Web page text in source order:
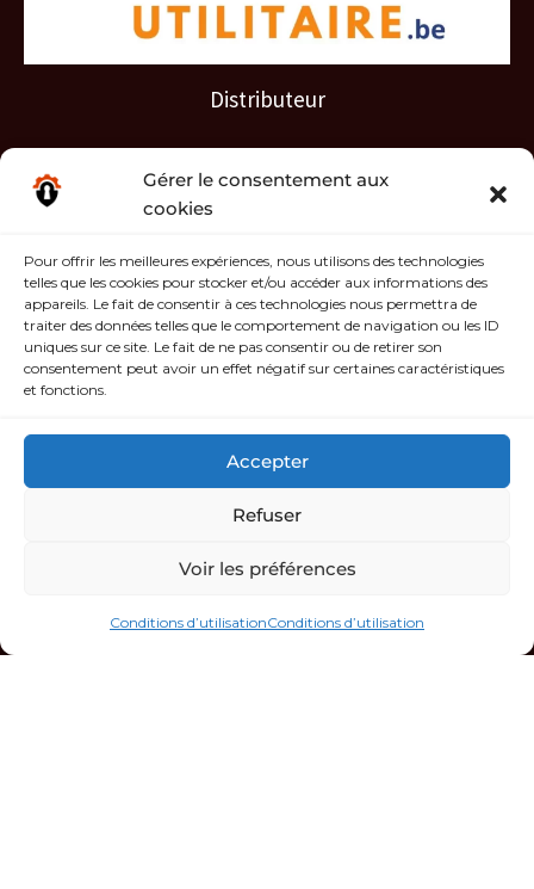
Gérer le consentement aux
cookies
Pour offrir les meilleures expériences, nous utilisons des technologies
telles que les cookies pour stocker et/ou accéder aux informations des
appareils. Le fait de consentir à ces technologies nous permettra de
traiter des données telles que le comportement de navigation ou les ID
uniques sur ce site. Le fait de ne pas consentir ou de retirer son
consentement peut avoir un effet négatif sur certaines caractéristiques
et fonctions.
Accepter
Refuser
Voir les préférences
Conditions d’utilisationConditions d’utilisation
Distributeur
Services
Garantie 24 mois
Retour et remboursement
Restons en contact